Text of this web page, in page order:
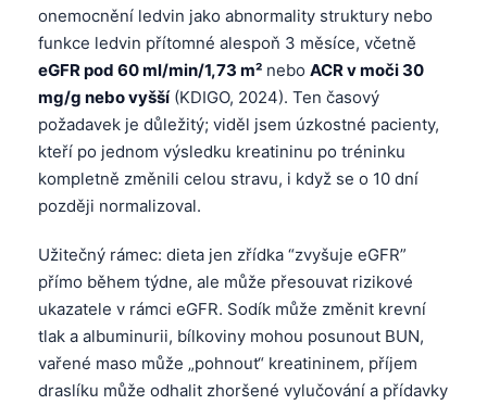
onemocnění ledvin jako abnormality struktury nebo
funkce ledvin přítomné alespoň 3 měsíce, včetně
eGFR pod 60 ml/min/1,73 m² nebo ACR v moči 30
mg/g nebo vyšší(KDIGO, 2024). Ten časový
požadavek je důležitý; viděl jsem úzkostné pacienty,
kteří po jednom výsledku kreatininu po tréninku
kompletně změnili celou stravu, i když se o 10 dní
později normalizoval.
Užitečný rámec: dieta jen zřídka “zvyšuje eGFR”
přímo během týdne, ale může přesouvat rizikové
ukazatele v rámci eGFR. Sodík může změnit krevní
tlak a albuminurii, bílkoviny mohou posunout BUN,
vařené maso může „pohnout“ kreatininem, příjem
draslíku může odhalit zhoršené vylučování a přídavky